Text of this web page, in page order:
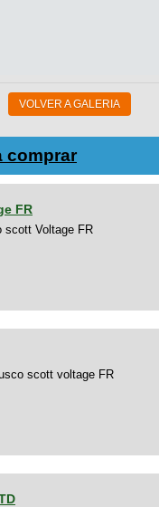
VOLVER A GALERIA
comprar
FR
scott Voltage FR
scott voltage FR